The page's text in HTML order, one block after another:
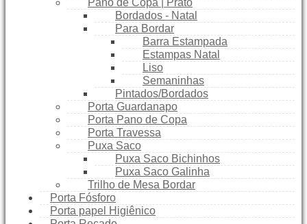
Pano de Copa | Prato
Bordados - Natal
Para Bordar
Barra Estampada
Estampas Natal
Liso
Semaninhas
Pintados/Bordados
Porta Guardanapo
Porta Pano de Copa
Porta Travessa
Puxa Saco
Puxa Saco Bichinhos
Puxa Saco Galinha
Trilho de Mesa Bordar
Porta Fósforo
Porta papel Higiênico